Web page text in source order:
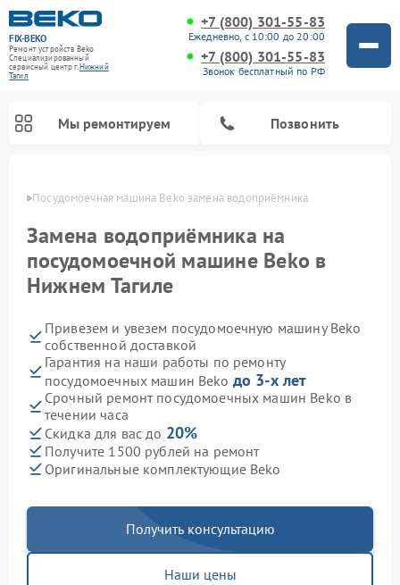
FIX-BEKO
Ремонт устройств Beko
Специализированный
cервисный центр г.Нижний
Тагил
+7 (800) 301-55-83
Ежедневно, с 10:00 до 20:00
+7 (800) 301-55-83
Звонок бесплатный по РФ
Мы ремонтируем Позвонить
Посудомоечная машина Beko замена водоприёмника
Замена водоприёмника на
посудомоечной машине Beko в
Нижнем Тагиле
Привезем и увезем посудомоечную машину Beko
собственной доставкой
Гарантия на наши работы по ремонту
посудомоечных машин Beko до 3-х лет
Срочный ремонт посудомоечных машин Beko в
течении часа
Скидка для вас до 20%
Получите 1500 рублей на ремонт
Оригинальные комплектующие Beko
Получить консультацию
Наши цены